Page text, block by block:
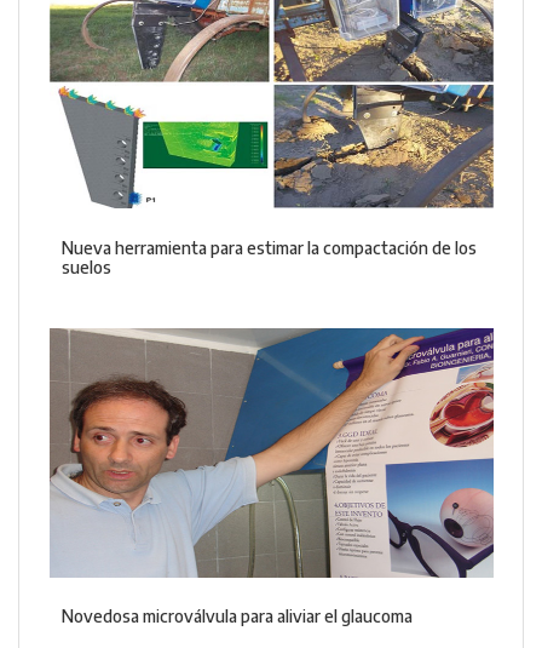
Nueva herramienta para estimar la compactación de los
suelos
Novedosa microválvula para aliviar el glaucoma